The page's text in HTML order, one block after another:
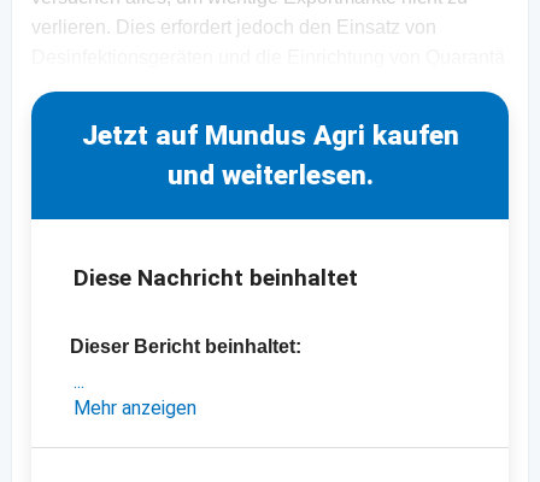
verlieren. Dies erfordert jedoch den Einsatz von
Jetzt auf Mundus Agri kaufen
und weiterlesen.
Diese Nachricht beinhaltet
Dieser Bericht beinhaltet:
- eine exklusive Analyse des iranischen
Mehr anzeigen